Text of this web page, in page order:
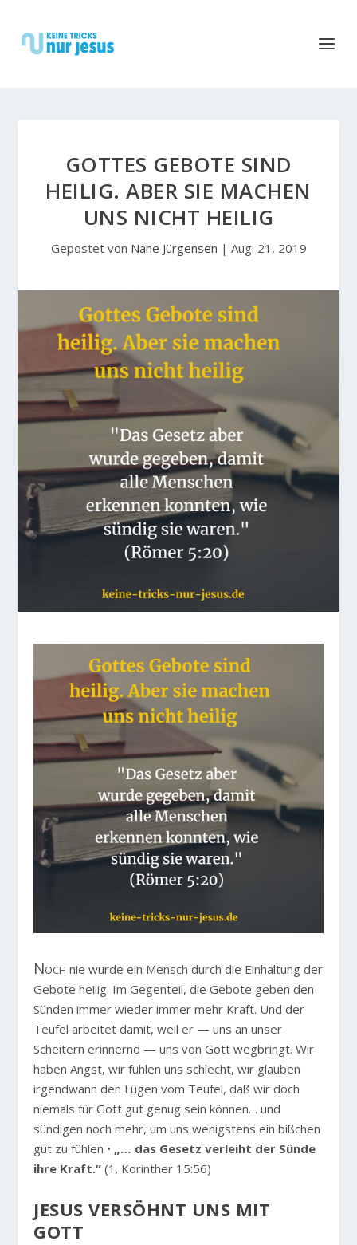
GOTTES GEBOTE SIND
HEILIG. ABER SIE MACHEN
UNS NICHT HEILIG
Gepostet von Nane Jürgensen | Aug. 21, 2019
Noch nie wurde ein Mensch durch die Einhaltung der
Gebote heilig. Im Gegenteil, die Gebote geben den
Sünden immer wieder immer mehr Kraft. Und der
Teufel arbeitet damit, weil er — uns an unser
Scheitern erinnernd — uns von Gott wegbringt. Wir
haben Angst, wir fühlen uns schlecht, wir glauben
irgendwann den Lügen vom Teufel, daß wir doch
niemals für Gott gut genug sein können… und
sündigen noch mehr, um uns wenigstens ein bißchen
gut zu fühlen • „… das Gesetz verleiht der Sünde
ihre Kraft.“ (1. Korinther 15:56)
JESUS VERSÖHNT UNS MIT
GOTT